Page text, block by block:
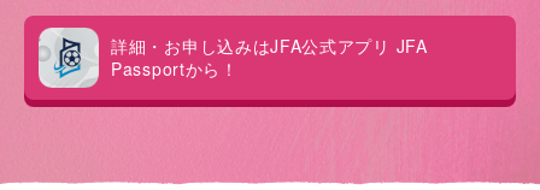
詳細・お申し込みはJFA公式アプリ JFA
Passportから！